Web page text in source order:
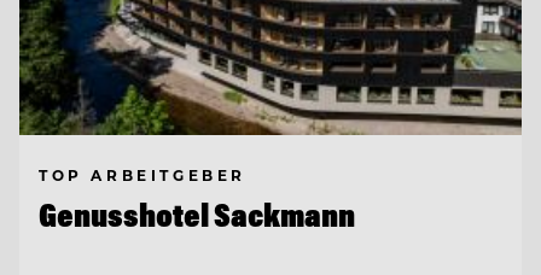
TOP ARBEITGEBER
Genusshotel Sackmann